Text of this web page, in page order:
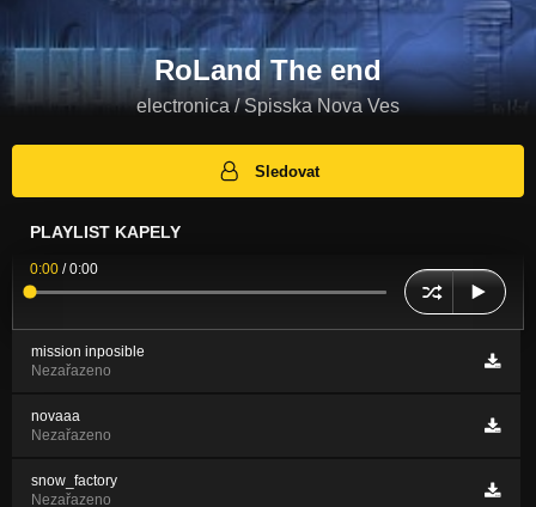
RoLand The end
electronica / Spisska Nova Ves
Sledovat
PLAYLIST KAPELY
0:00 /0:00
mission inposible
Nezařazeno
novaaa
Nezařazeno
snow_factory
Nezařazeno